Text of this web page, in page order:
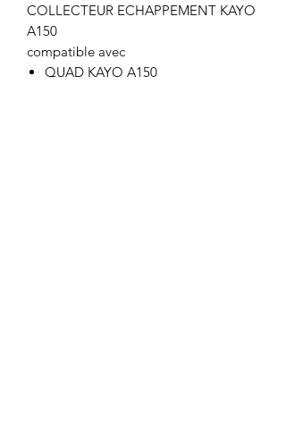
COLLECTEUR ECHAPPEMENT KAYO
A150
compatible avec
QUAD KAYO A150